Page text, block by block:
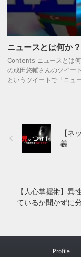
ニュースとは何か？
Contents ニュースとは
の成田悠輔さんのツイー
というツイートで「ニュ
【ネ
義
【人心掌握術】異
ているか聞かずに
Profile